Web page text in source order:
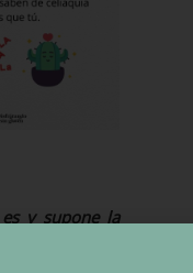
y supone la